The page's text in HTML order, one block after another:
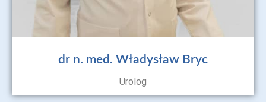
dr n. med. Władysław Bryc
Urolog